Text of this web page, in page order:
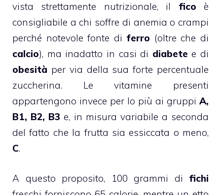
vista strettamente nutrizionale, il fico è
consigliabile a chi soffre di anemia o crampi
perché notevole fonte di ferro (oltre che di
calcio), ma inadatto in casi di diabete e di
obesità per via della sua forte percentuale
zuccherina. Le vitamine presenti
appartengono invece per lo più ai gruppi A,
B1, B2, B3e, in misura variabile a seconda
del fatto che la frutta sia essiccata o meno,
C.
A questo proposito, 100 grammi di fichi